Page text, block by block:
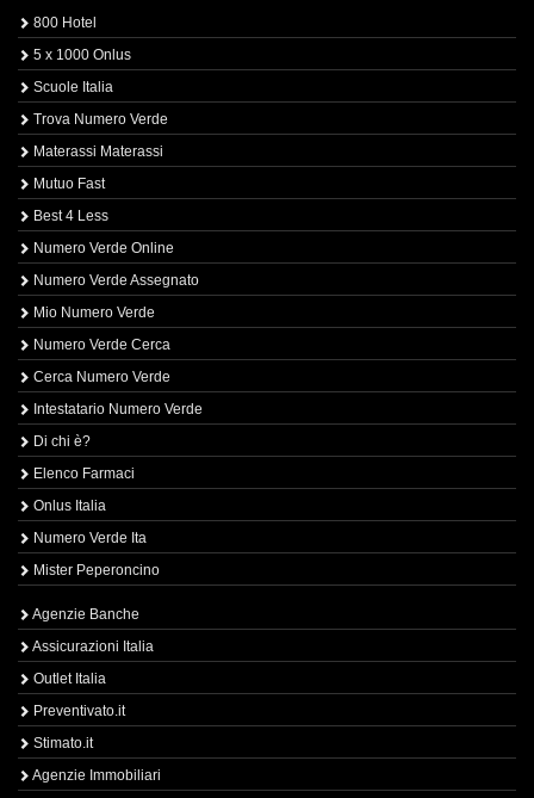
800 Hotel
5 x 1000 Onlus
Scuole Italia
Trova Numero Verde
Materassi Materassi
Mutuo Fast
Best 4 Less
Numero Verde Online
Numero Verde Assegnato
Mio Numero Verde
Numero Verde Cerca
Cerca Numero Verde
Intestatario Numero Verde
Di chi è?
Elenco Farmaci
Onlus Italia
Numero Verde Ita
Mister Peperoncino
Agenzie Banche
Assicurazioni Italia
Outlet Italia
Preventivato.it
Stimato.it
Agenzie Immobiliari